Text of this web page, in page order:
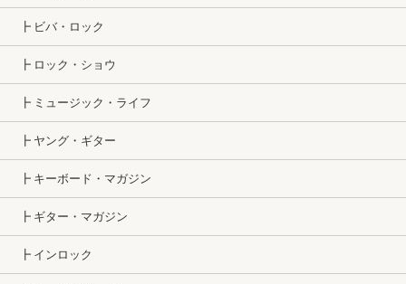
┣ ビバ・ロック
┣ ロック・ショウ
┣ ミュージック・ライフ
┣ ヤング・ギター
┣ キーボード・マガジン
┣ ギター・マガジン
┣ インロック